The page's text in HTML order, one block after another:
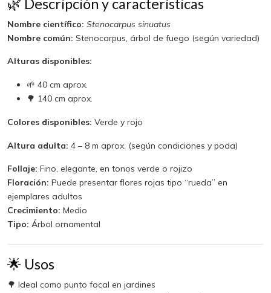
🌿 Descripción y características
Nombre científico: Stenocarpus sinuatus
Nombre común: Stenocarpus, árbol de fuego (según variedad)
Alturas disponibles:
🌱 40 cm aprox.
🌳 140 cm aprox.
Colores disponibles: Verde y rojo
Altura adulta: 4 – 8 m aprox. (según condiciones y poda)
Follaje: Fino, elegante, en tonos verde o rojizo
Floración: Puede presentar flores rojas tipo “rueda” en
ejemplares adultos
Crecimiento: Medio
Tipo: Árbol ornamental
🌟 Usos
🌳 Ideal como punto focal en jardines